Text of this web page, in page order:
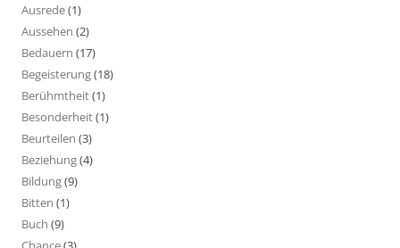
Ausrede(1)
Aussehen (2)
Bedauern (17)
Begeisterung(18)
Berühmtheit(1)
Besonderheit(1)
Beurteilen (3)
Beziehung(4)
Bildung(9)
Bitten (1)
Buch (9)